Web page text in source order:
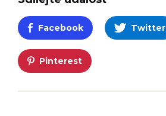
Facebook Twitter
Pinterest